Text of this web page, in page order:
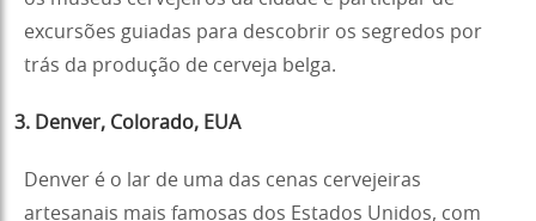
excursões guiadas para descobrir os segredos por
trás da produção de cerveja belga.
3. Denver, Colorado, EUA
Denver é o lar de uma das cenas cervejeiras
artesanais mais famosas dos Estados Unidos, com